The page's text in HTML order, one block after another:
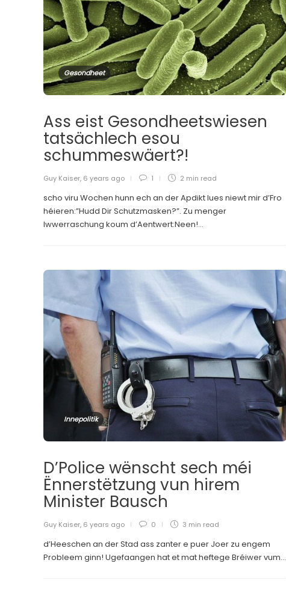
Gesondheet
Ass eist Gesondheetswiesen
tatsächlech esou
schummeswäert?!
Guy Kaiser, 6 years ago 1 2 min read
scho viru Wochen hunn ech an der Apdikt lues niewt mir d’Fro
héieren:”Hudd Dir Schutzmasken?”. Zu menger
Iwwerraschung koum d’Aentwert:Neen!...
Innepolitik
D’Police wënscht sech méi
Ënnerstëtzung vun hirem
Minister Bausch
Guy Kaiser, 6 years ago 0 3 min read
d’Heeschen an der Stad ass zanter e puer Joer zu engem
Probleem ginn! Ugefaangen hat et mat heftege Bréiwer vum...